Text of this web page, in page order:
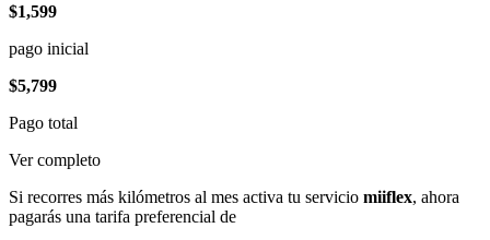
$1,599
pago inicial
$5,799
Pago total
Ver completo
Si recorres más kilómetros al mes activa tu servicio miiflex, ahora
pagarás una tarifa preferencial de